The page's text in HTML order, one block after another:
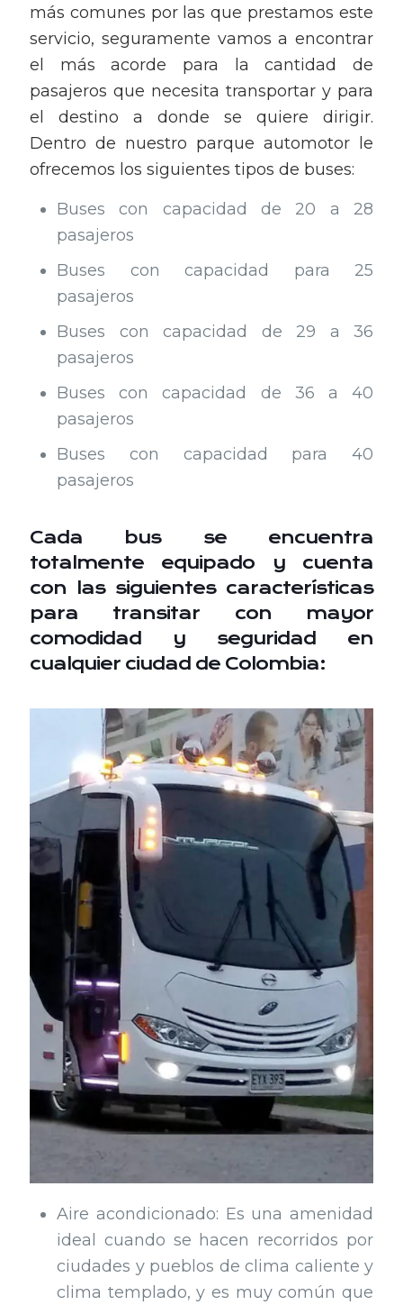
más comunes por las que prestamos este
servicio, seguramente vamos a encontrar
el más acorde para la cantidad de
pasajeros que necesita transportar y para
el destino a donde se quiere dirigir.
Dentro de nuestro parque automotor le
ofrecemos los siguientes tipos de buses:
Buses con capacidad de 20 a 28
pasajeros
Buses con capacidad para 25
pasajeros
Buses con capacidad de 29 a 36
pasajeros
Buses con capacidad de 36 a 40
pasajeros
Buses con capacidad para 40
pasajeros
Cada bus se encuentra
totalmente equipado y cuenta
con las siguientes características
para transitar con mayor
comodidad y seguridad en
cualquier ciudad de Colombia:
Aire acondicionado: Es una amenidad
ideal cuando se hacen recorridos por
ciudades y pueblos de clima caliente y
clima templado, y es muy común que